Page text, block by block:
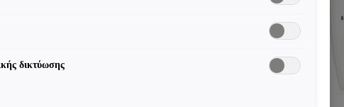
δικτύωσης